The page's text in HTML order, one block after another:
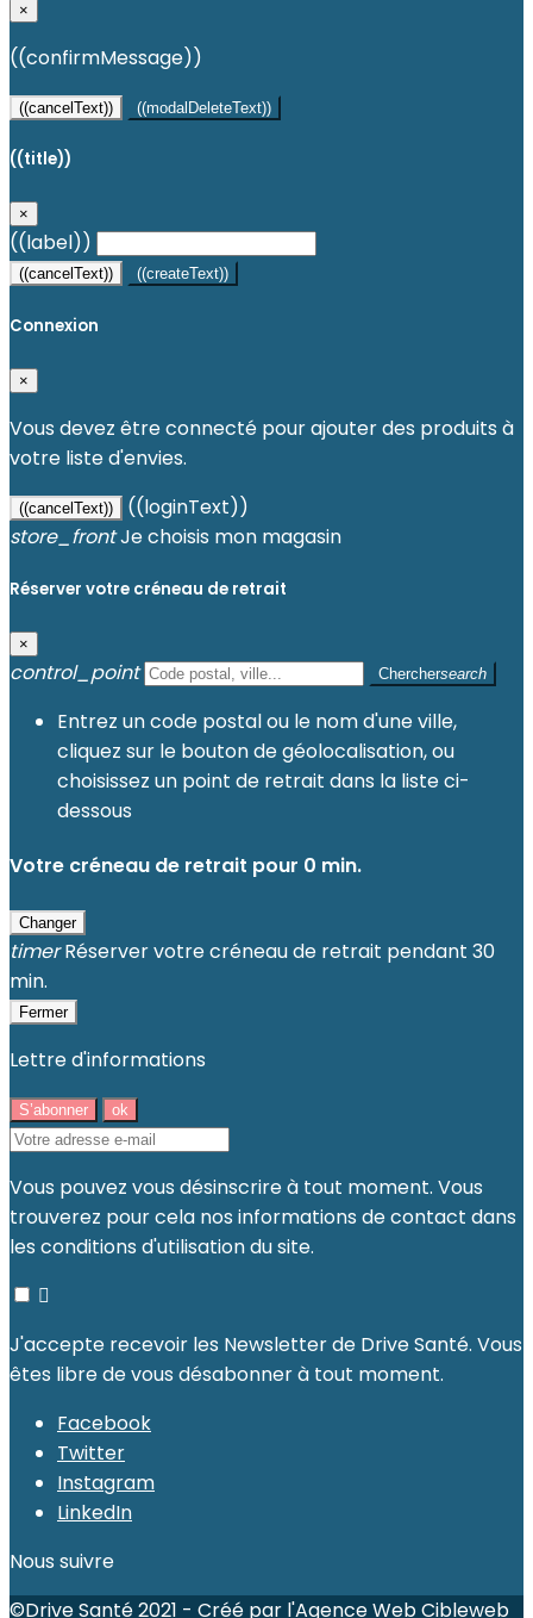
×
((confirmMessage))
((cancelText)) ((modalDeleteText))
((title))
×
((label))
((cancelText)) ((createText))
Connexion
×
Vous devez être connecté pour ajouter des produits à
votre liste d'envies.
((cancelText))
((loginText))
store_frontJe choisis mon magasin
Réserver votre créneau de retrait
×
control_point Cherchersearch
Entrez un code postal ou le nom d'une ville,
cliquez sur le bouton de géolocalisation, ou
choisissez un point de retrait dans la liste ci-
dessous
Votre créneau de retrait pour 0 min.
Changer
timerRéserver votre créneau de retrait pendant 30
min.
Fermer
Lettre d'informations
Vous pouvez vous désinscrire à tout moment. Vous
trouverez pour cela nos informations de contact dans
les conditions d'utilisation du site.

J'accepte recevoir les Newsletter de Drive Santé. Vous
êtes libre de vous désabonner à tout moment.
Facebook
Twitter
Instagram
LinkedIn
Nous suivre
©Drive Santé 2021 - Créé par l'Agence Web Cibleweb